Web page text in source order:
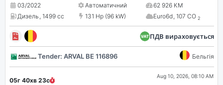
03/2022 Автоматичний
62 926 КМ
Дизель, 1499 cc 131 Hp (96 kW) Euro6d, 107 CO 2
ПДВ вираховується
Tender: ARVAL BE 116896 Бельгія
05г 40хв 22с
Aug 10, 2026, 08:10 AM